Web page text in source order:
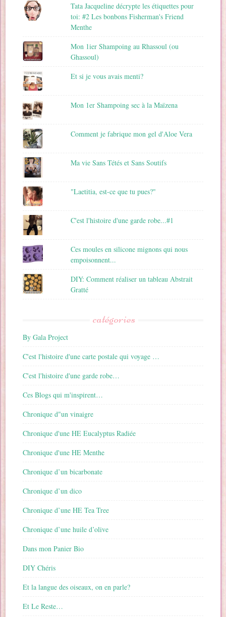
Tata Jacqueline décrypte les étiquettes pour
toi: #2 Les bonbons Fisherman's Friend
Menthe
Mon 1ier Shampoing au Rhassoul (ou
Ghassoul)
Et si je vous avais menti?
Mon 1er Shampoing sec à la Maïzena
Comment je fabrique mon gel d'Aloe Vera
Ma vie Sans Tétés et Sans Soutifs
"Laetitia, est-ce que tu pues?"
C'est l'histoire d'une garde robe...#1
Ces moules en silicone mignons qui nous
empoisonnent...
DIY: Comment réaliser un tableau Abstrait
Gratté
catégories
By Gala Project
C'est l'histoire d'une carte postale qui voyage …
C'est l'histoire d'une garde robe…
Ces Blogs qui m'inspirent…
Chronique d"un vinaigre
Chronique d'une HE Eucalyptus Radiée
Chronique d'une HE Menthe
Chronique d’un bicarbonate
Chronique d’un dico
Chronique d’une HE Tea Tree
Chronique d’une huile d’olive
Dans mon Panier Bio
DIY Chéris
Et la langue des oiseaux, on en parle?
Et Le Reste…